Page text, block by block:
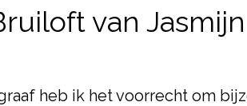
van
heb ik het voorrecht om